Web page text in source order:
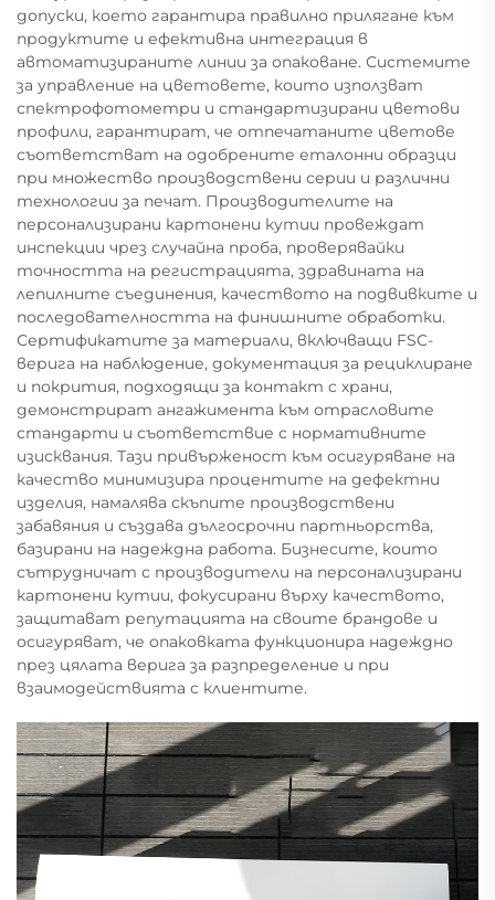
допуски, което гарантира правилно прилягане към
продуктите и ефективна интеграция в
автоматизираните линии за опаковане. Системите
за управление на цветовете, които използват
спектрофотометри и стандартизирани цветови
профили, гарантират, че отпечатаните цветове
съответстват на одобрените еталонни образци
при множество производствени серии и различни
технологии за печат. Производителите на
персонализирани картонени кутии провеждат
инспекции чрез случайна проба, проверявайки
точността на регистрацията, здравината на
лепилните съединения, качеството на подвивките и
последователността на финишните обработки.
Сертификатите за материали, включващи FSC-
верига на наблюдение, документация за рециклиране
и покрития, подходящи за контакт с храни,
демонстрират ангажимента към отрасловите
стандарти и съответствие с нормативните
изисквания. Тази привърженост към осигуряване на
качество минимизира процентите на дефектни
изделия, намалява скъпите производствени
забавяния и създава дългосрочни партньорства,
базирани на надеждна работа. Бизнесите, които
сътрудничат с производители на персонализирани
картонени кутии, фокусирани върху качеството,
защитават репутацията на своите брандове и
осигуряват, че опаковката функционира надеждно
през цялата верига за разпределение и при
взаимодействията с клиентите.